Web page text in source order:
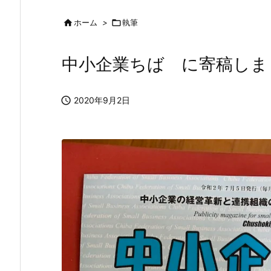
ホーム > 執筆
中小企業ちば に寄稿し
 2020年9月2日